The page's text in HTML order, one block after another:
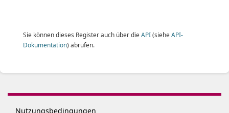
Sie können dieses Register auch über die API(siehe API-
Dokumentation) abrufen.
Nutzungsbedingungen